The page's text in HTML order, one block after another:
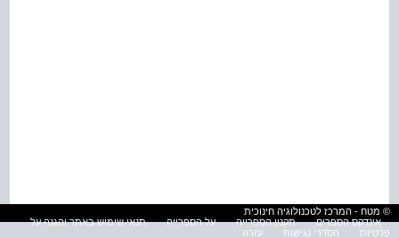
© מטח - המרכז לטכנולוגיה חינוכית
אינדקס הספרים
תקנון הספרייה על הספרייה
תנאי שימוש באתר והגנה על
פרטיות
הסדרי נגישות עזרה